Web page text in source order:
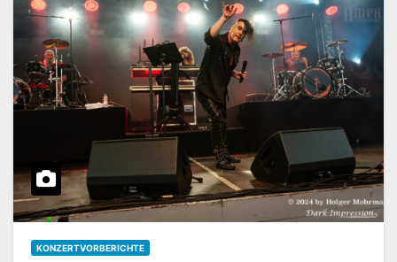
KONZERTVORBERICHTE